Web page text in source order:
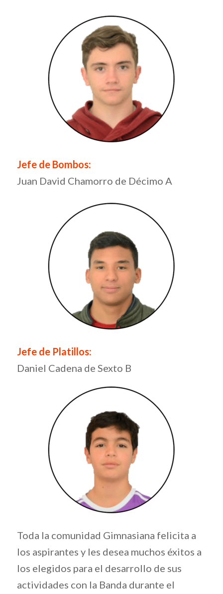
Jefe de Bombos:
Juan David Chamorro de Décimo A
Jefe de Platillos:
Daniel Cadena de Sexto B
Toda la comunidad Gimnasiana felicita a
los aspirantes y les desea muchos éxitos a
los elegidos para el desarrollo de sus
actividades con la Banda durante el